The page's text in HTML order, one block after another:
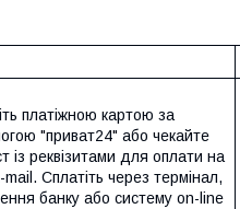
платіжною картою за
"приват24" або чекайте
із реквізитами для оплати на
Сплатіть через термінал,
банку або систему on-line